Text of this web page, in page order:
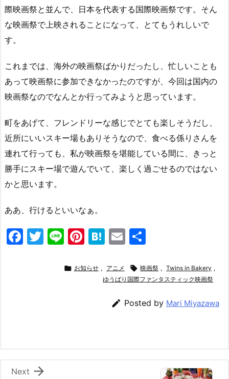
際映画祭と並んで、日本を代表する国際映画祭です。そん
な映画祭で上映されることになって、とてもうれしいで
す。
これまでは、海外の映画祭ばかりだったし、忙しいことも
あって映画祭に参加できなかったのですが、今回は国内の
映画祭なのでなんとか行ってみようと思っています。
町をあげて、フレンドリーな感じでとても楽しそうだし、
近所にいいスキー場もありそうなので、食べる係りさんを
連れて行っても、私が映画祭を堪能している間に、きっと
勝手にスキー場で遊んでいて、楽しく過ごせるのではない
かと思います。
ああ、行けるといいなぁ。
F
k
T
Li
e
Pi
er
H
e
n
a
E
ai
l
 お知らせ , アニメ  映画祭 , Twins in Bakery ,
ゆうばり国際ファンタスティック映画祭
 Posted by Mari Miyazawa

Next